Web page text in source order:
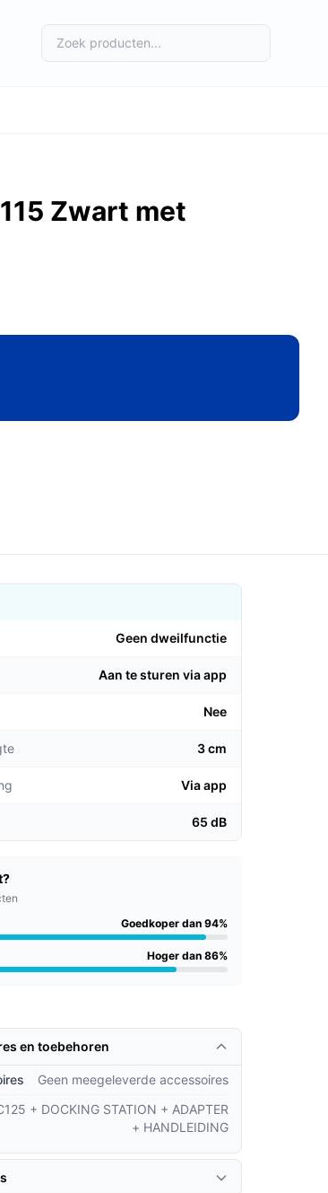
Zwart met
Geen dweilfunctie
Aan te sturen via app
Nee
3 cm
Via app
65 dB
Goedkoper dan 94%
Hoger dan 86%
en toebehoren
Geen meegeleverde accessoires
+ DOCKING STATION + ADAPTER
+ HANDLEIDING